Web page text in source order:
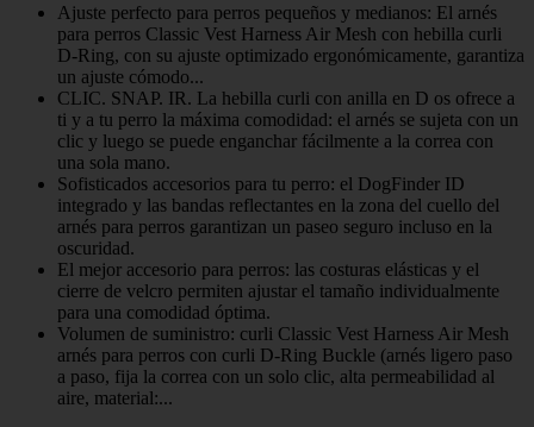
Ajuste perfecto para perros pequeños y medianos: El arnés
para perros Classic Vest Harness Air Mesh con hebilla curli
D-Ring, con su ajuste optimizado ergonómicamente, garantiza
un ajuste cómodo...
CLIC. SNAP. IR. La hebilla curli con anilla en D os ofrece a
ti y a tu perro la máxima comodidad: el arnés se sujeta con un
clic y luego se puede enganchar fácilmente a la correa con
una sola mano.
Sofisticados accesorios para tu perro: el DogFinder ID
integrado y las bandas reflectantes en la zona del cuello del
arnés para perros garantizan un paseo seguro incluso en la
oscuridad.
El mejor accesorio para perros: las costuras elásticas y el
cierre de velcro permiten ajustar el tamaño individualmente
para una comodidad óptima.
Volumen de suministro: curli Classic Vest Harness Air Mesh
arnés para perros con curli D-Ring Buckle (arnés ligero paso
a paso, fija la correa con un solo clic, alta permeabilidad al
aire, material:...